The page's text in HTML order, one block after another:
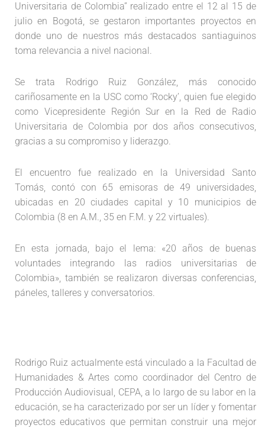
Universitaria de Colombia” realizado entre el 12 al 15 de
julio en Bogotá, se gestaron importantes proyectos en
donde uno de nuestros más destacados santiaguinos
toma relevancia a nivel nacional.
Se trata Rodrigo Ruiz González, más conocido
cariñosamente en la USC como ‘Rocky’, quien fue elegido
como Vicepresidente Región Sur en la Red de Radio
Universitaria de Colombia por dos años consecutivos,
gracias a su compromiso y liderazgo.
El encuentro fue realizado en la Universidad Santo
Tomás, contó con 65 emisoras de 49 universidades,
ubicadas en 20 ciudades capital y 10 municipios de
Colombia (8 en A.M., 35 en F.M. y 22 virtuales).
En esta jornada, bajo el lema: «20 años de buenas
voluntades integrando las radios universitarias de
Colombia», también se realizaron diversas conferencias,
páneles, talleres y conversatorios.
Rodrigo Ruiz actualmente está vinculado a la Facultad de
Humanidades & Artes como coordinador del Centro de
Producción Audiovisual, CEPA, a lo largo de su labor en la
educación, se ha caracterizado por ser un líder y fomentar
proyectos educativos que permitan construir una mejor